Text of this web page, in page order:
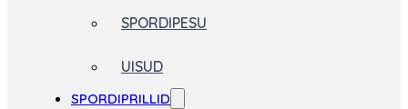
SPORDIPESU
UISUD
SPORDIPRILLID